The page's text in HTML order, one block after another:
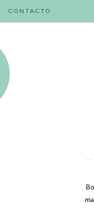
CONTACTO